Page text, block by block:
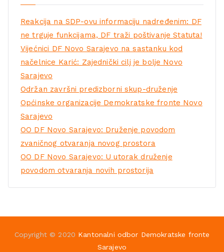
Reakcija na SDP-ovu informaciju nadređenim: DF
ne trguje funkcijama, DF traži poštivanje Statuta!
Vijećnici DF Novo Sarajevo na sastanku kod
načelnice Karić: Zajednički cilj je bolje Novo
Sarajevo
Održan završni predizborni skup-druženje
Općinske organizacije Demokratske fronte Novo
Sarajevo
OO DF Novo Sarajevo: Druženje povodom
zvaničnog otvaranja novog prostora
OO DF Novo Sarajevo: U utorak druženje
povodom otvaranja novih prostorija
Copyright © 2020 Kantonalni odbor Demokratske fronte
Sarajevo